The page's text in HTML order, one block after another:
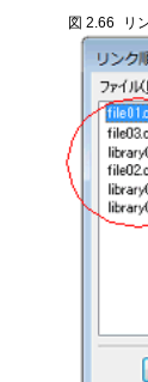
図 2.66 リ